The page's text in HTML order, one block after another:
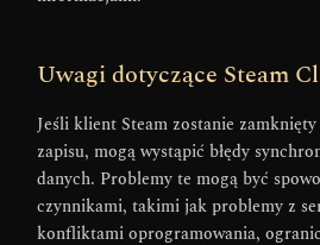
Uwagi dotyczące Steam
Jeśli klient Steam zostanie
zapisu, mogą wystąpić błędy
danych. Problemy te mogą być
czynnikami, takimi jak problemy z
konfliktami oprogramowania,